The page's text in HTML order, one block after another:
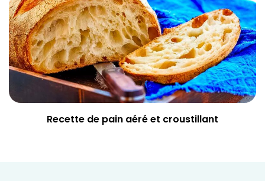
Recette de pain aéré et croustillant